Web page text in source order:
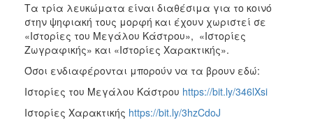
Τα τρία λευκώματα είναι διαθέσιμα για το κοινό
στην ψηφιακή τους μορφή και έχουν χωριστεί σε
«Ιστορίες του Μεγάλου Κάστρου», «Ιστορίες
Ζωγραφικής» και «Ιστορίες Χαρακτικής».
Όσοι ενδιαφέρονται μπορούν να τα βρουν εδώ:
Ιστορίες του Μεγάλου Κάστρου https://bit.ly/346lXsi
Ιστορίες Χαρακτικής https://bit.ly/3hzCdoJ